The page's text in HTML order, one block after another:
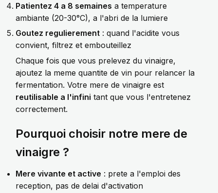
Patientez 4 a 8 semaines a temperature
ambiante (20-30°C), a l'abri de la lumiere
Goutez regulierement : quand l'acidite vous
convient, filtrez et embouteillez
Chaque fois que vous prelevez du vinaigre,
ajoutez la meme quantite de vin pour relancer la
fermentation. Votre mere de vinaigre est
reutilisable a l'infini tant que vous l'entretenez
correctement.
Pourquoi choisir notre mere de
vinaigre ?
Mere vivante et active : prete a l'emploi des
reception, pas de delai d'activation